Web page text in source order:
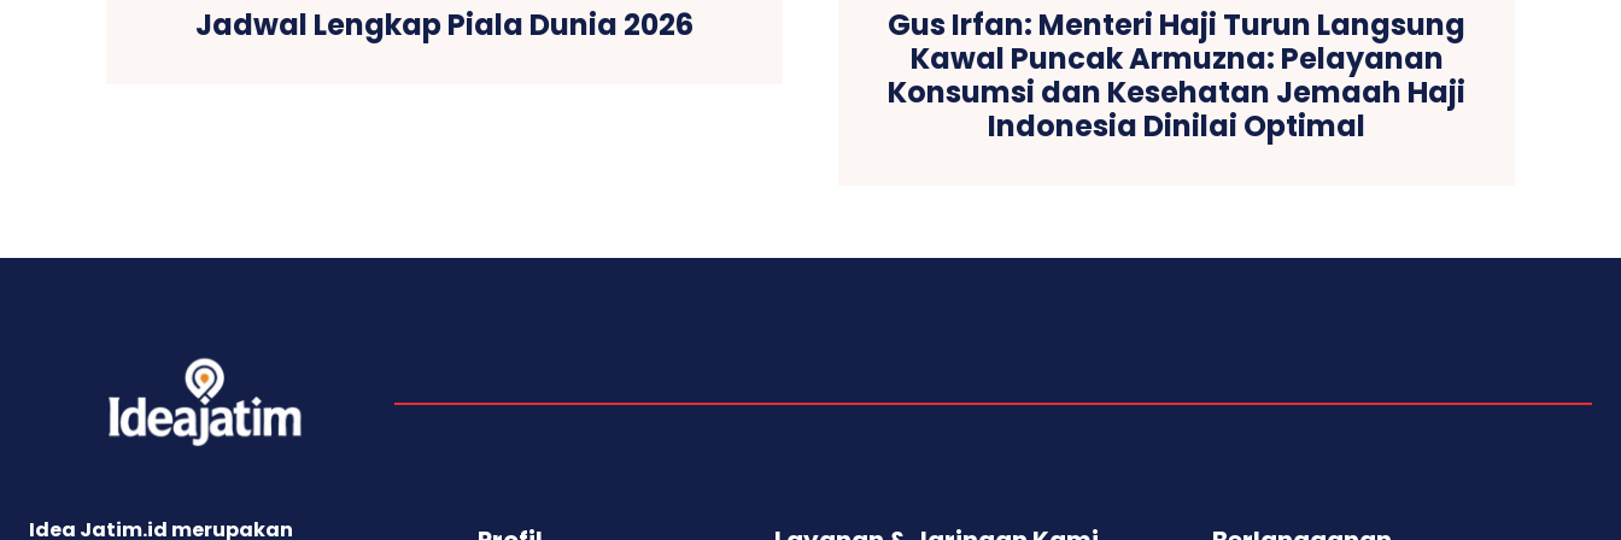
Jadwal Lengkap Piala Dunia 2026
Gus Irfan: Menteri Haji Turun Langsung
Kawal Puncak Armuzna: Pelayanan
Konsumsi dan Kesehatan Jemaah Haji
Indonesia Dinilai Optimal
Idea Jatim.id merupakan